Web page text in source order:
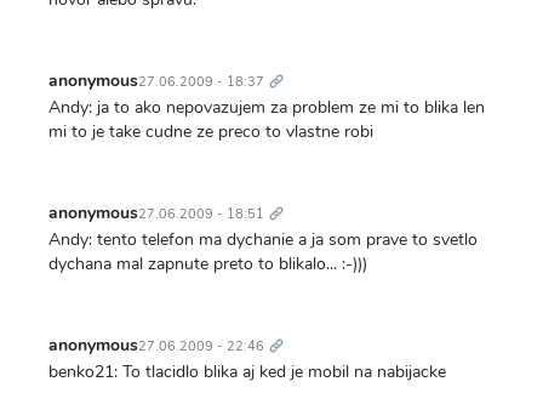
anonymous27.06.2009 - 18:37 odkaz
Andy: ja to ako nepovazujem za problem ze mi to blika len
mi to je take cudne ze preco to vlastne robi
anonymous27.06.2009 - 18:51 odkaz
Andy: tento telefon ma dychanie a ja som prave to svetlo
dychana mal zapnute preto to blikalo... :-)))
anonymous27.06.2009 - 22:46 odkaz
benko21: To tlacidlo blika aj ked je mobil na nabijacke